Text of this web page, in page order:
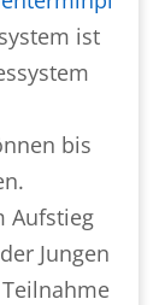
ist
bis
Aufstieg
Jungen